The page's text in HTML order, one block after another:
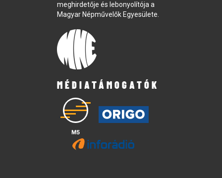
meghirdetője és lebonyolítója a
Magyar Népművelők Egyesülete.
MÉDIATÁMOGATÓK